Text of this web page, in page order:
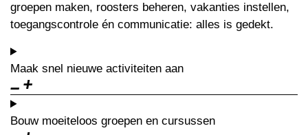
groepen maken, roosters beheren, vakanties instellen,
toegangscontrole én communicatie: alles is gedekt.
Maak snel nieuwe activiteiten aan
Bouw moeiteloos groepen en cursussen